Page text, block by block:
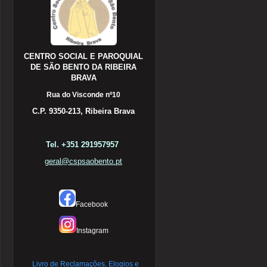
CENTRO SOCIAL E PAROQUIAL
DE SÃO BENTO DA RIBEIRA
BRAVA
Rua do Visconde nº10
C.P. 9350-213, Ribeira Brava
Tel. +351 291957957
geral@cspsaobento.pt
Facebook
Instagram
Livro de Reclamações, Elogios e